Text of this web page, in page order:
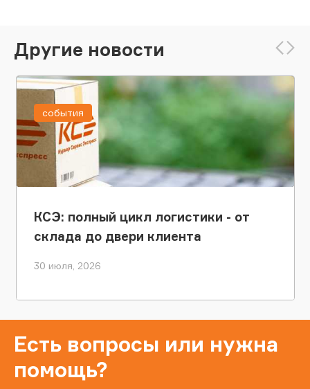
Другие новости
КСЭ: полный цикл логистики - от
склада до двери клиента
30 июля, 2026
события
Есть вопросы или нужна
помощь?